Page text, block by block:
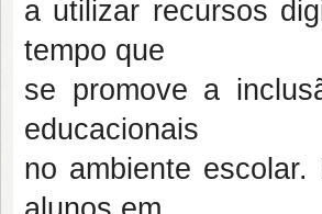
a utilizar recursos
tempo que
se promove a
educacionais
no ambiente